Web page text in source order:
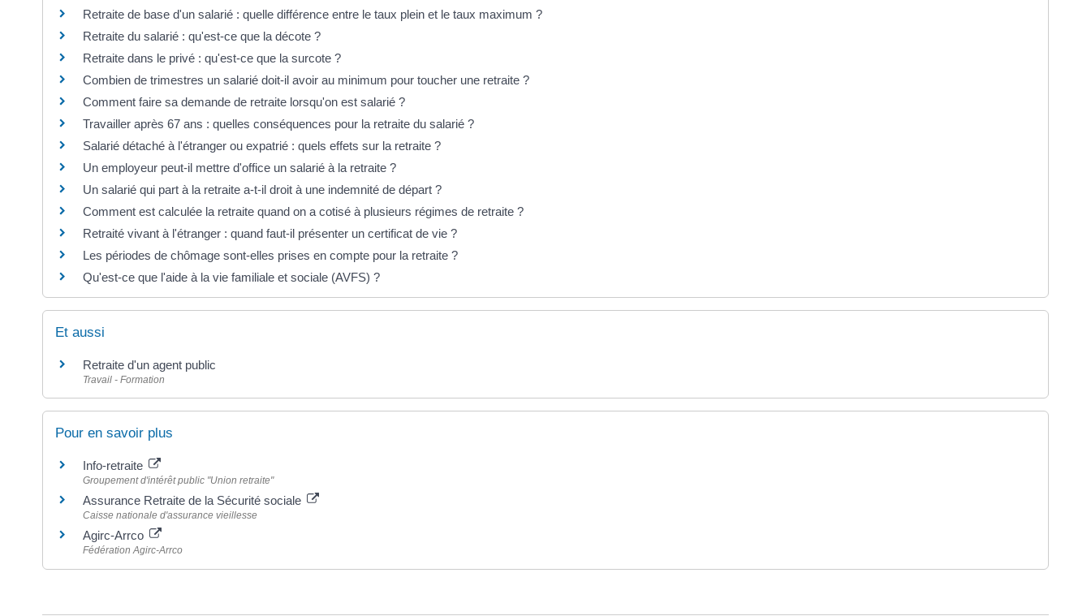
Retraite de base d'un salarié : quelle différence entre le taux plein et le taux maximum ?
Retraite du salarié : qu'est-ce que la décote ?
Retraite dans le privé : qu'est-ce que la surcote ?
Combien de trimestres un salarié doit-il avoir au minimum pour toucher une retraite ?
Comment faire sa demande de retraite lorsqu'on est salarié ?
Travailler après 67 ans : quelles conséquences pour la retraite du salarié ?
Salarié détaché à l'étranger ou expatrié : quels effets sur la retraite ?
Un employeur peut-il mettre d'office un salarié à la retraite ?
Un salarié qui part à la retraite a-t-il droit à une indemnité de départ ?
Comment est calculée la retraite quand on a cotisé à plusieurs régimes de retraite ?
Retraité vivant à l'étranger : quand faut-il présenter un certificat de vie ?
Les périodes de chômage sont-elles prises en compte pour la retraite ?
Qu'est-ce que l'aide à la vie familiale et sociale (AVFS) ?
Et aussi
Retraite d'un agent public
Travail - Formation
Pour en savoir plus
Info-retraite
Groupement d'intérêt public "Union retraite"
Assurance Retraite de la Sécurité sociale
Caisse nationale d'assurance vieillesse
Agirc-Arrco
Fédération Agirc-Arrco